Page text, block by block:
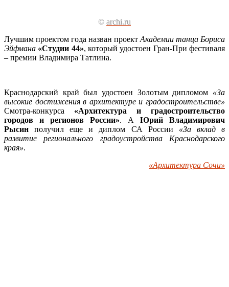
© archi.ru
Лучшим проектом года назван проект Академии танца Бориса
Эйфмана «Студии 44», который удостоен Гран-При фестиваля
– премии Владимира Татлина.
Краснодарский край был удостоен Золотым дипломом «За
высокие достижения в архитектуре и градостроительстве»
Смотра-конкурса «Архитектура и градостроительство
городов и регионов России». А Юрий Владимирович
Рысин получил еще и диплом СА России «За вклад в
развитие регионального градоустройства Краснодарского
края».
«Архитектура Сочи»